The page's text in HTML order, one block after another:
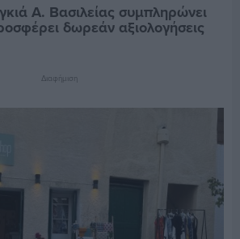
Α. Βασιλείας συμπληρώνει
δωρεάν αξιολογήσεις
Διαφήμιση